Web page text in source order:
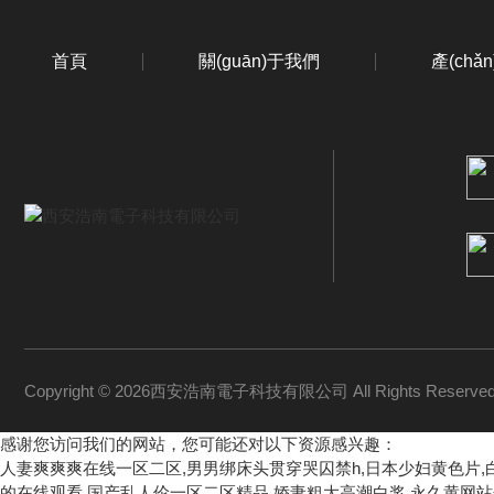
首頁 關(guān)于我們 產
Copyright © 2026西安浩南電子科技有限公司 All Rights
感谢您访问我们的网站，您可能还对以下资源感兴趣：
人妻爽爽爽在线一区二区,男男绑床头贯穿哭囚禁h,日本少妇黄色片,